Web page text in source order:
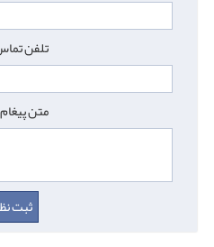
تلفن
متن